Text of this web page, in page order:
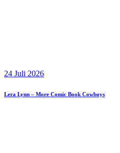
24 Juli 2026
Lera Lynn – More Comic Book Cowboys